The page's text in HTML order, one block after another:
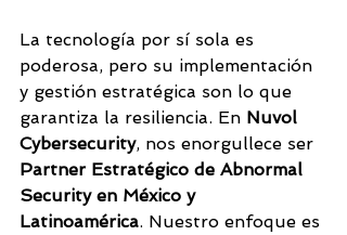
La tecnología por sí sola es
poderosa, pero su implementación
y gestión estratégica son lo que
garantiza la resiliencia. En Nuvol
Cybersecurity, nos enorgullece ser
Partner Estratégico de Abnormal
Security en México y
Latinoamérica. Nuestro enfoque es